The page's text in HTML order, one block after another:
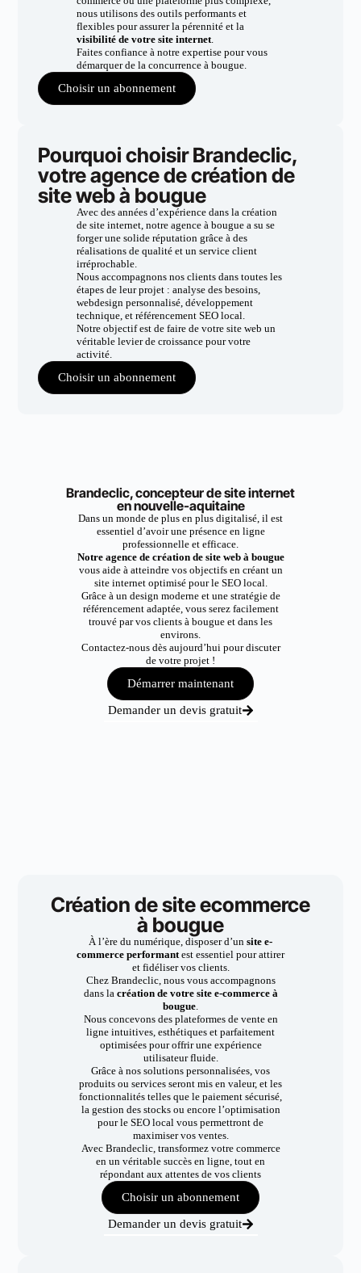
nous utilisons des outils performants et
flexibles pour assurer la pérennité et la
visibilité de votre site internet.
Faites confiance à notre expertise pour vous
démarquer de la concurrence à bougue.
Choisir un abonnement
Pourquoi choisir Brandeclic,
votre agence de création de
site web à bougue
Avec des années d’expérience dans la création
de site internet, notre agence à bougue a su se
forger une solide réputation grâce à des
réalisations de qualité et un service client
irréprochable.
Nous accompagnons nos clients dans toutes les
étapes de leur projet : analyse des besoins,
webdesign personnalisé, développement
technique, et référencement SEO local.
Notre objectif est de faire de votre site web un
véritable levier de croissance pour votre
activité.
Choisir un abonnement
Brandeclic, concepteur de site internet
en nouvelle-aquitaine
Dans un monde de plus en plus digitalisé, il est
essentiel d’avoir une présence en ligne
professionnelle et efficace.
Notre agence de création de site web à bougue
vous aide à atteindre vos objectifs en créant un
site internet optimisé pour le SEO local.
Grâce à un design moderne et une stratégie de
référencement adaptée, vous serez facilement
trouvé par vos clients à bougue et dans les
environs.
Contactez-nous dès aujourd’hui pour discuter
de votre projet !
Démarrer maintenant
Demander un devis gratuit
Création de site ecommerce
à bougue
À l’ère du numérique, disposer d’un site e-
commerce performantest essentiel pour attirer
et fidéliser vos clients.
Chez Brandeclic, nous vous accompagnons
dans la création de votre site e-commerce à
bougue.
Nous concevons des plateformes de vente en
ligne intuitives, esthétiques et parfaitement
optimisées pour offrir une expérience
utilisateur fluide.
Grâce à nos solutions personnalisées, vos
produits ou services seront mis en valeur, et les
fonctionnalités telles que le paiement sécurisé,
la gestion des stocks ou encore l’optimisation
pour le SEO local vous permettront de
maximiser vos ventes.
Avec Brandeclic, transformez votre commerce
en un véritable succès en ligne, tout en
répondant aux attentes de vos clients
Choisir un abonnement
Demander un devis gratuit